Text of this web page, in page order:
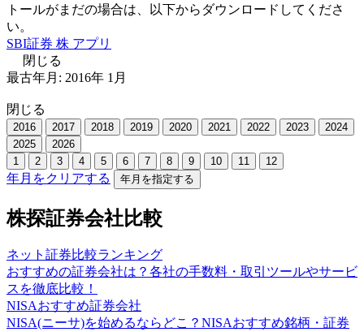
トールがまだの場合は、以下からダウンロードしてくださ
い。
SBI証券 株 アプリ
閉じる
最古年月: 2016年 1 月
閉じる
2016 2017 2018 2019 2020 2021 2022 2023
2024
2025
2026
1
2 3 4 5 6 7 8 9 10 11 12
年月をクリアする 年月を指定する
株探証券会社比較
ネット証券比較ランキング
おすすめの証券会社は？各社の手数料・取引ツールやサービ
スを徹底比較！
NISAおすすめ証券会社
NISA(ニーサ)を始めるならどこ？NISAおすすめ銘柄・証券